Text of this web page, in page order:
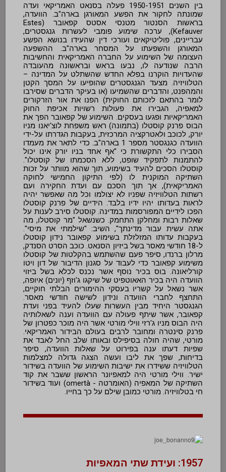
בין השנים 1950-1951 פעלה בסנאט האמריקאי ועדה
שמונתה לחקור את הפשע המאורגן בארה"ב. הוועדה,
בראשות הסנטור מטנסי אסטס קפאובר (Estes
Kefauver), ערכה שימוע פומבי לעשרות גנגסטרים,
עבריינים, פוליטיקאים ועורכי דין שהעידו בנושא הפשע
המאורגן והשפעתו על המסחר בארה"ב. ההשפעה
העצומה של השימוע על החברה האמריקאית והחשיבות
הרבה שנודעה לו, נבעו בראש ובראשונה מהעובדה
שהעדויות הוקרנו בפלא החדש שהשתלט על המדינה –
הטלוויזיה. מצעד הגנגסטרים שהופיעו על המסך הקטן
והמהפנט, והדברים שהשמיעו (או בעיקר הדברים שסירבו
לומר בהתאם לזכותם החוקית) הפנו את אור הזרקורים
למאפיה, הגבירו את פעולות רשויות אכיפת החוק
האמריקאיות ופגעו בעסקים. השימוע של קפאובר הפך את
הבוס פרנק קוסטלו (בתמונה) ראש משפחת לוצ'יאנו מניו
יורק, לכוכב ולאטרקציה המרכזית, בעקבות הגדרתו על-ידי
הוועדה כגנגסטר מספר 1 בארה"ב. כדי לתאר את מעמדו
הסבירו כלי התקשורת כי "אף אחד בניו יורק אינו יכול
להתמנות לתפקיד שופט, ללא הסכמתו של קוסטלו".
קוסטלו הסכים להעיד בשימוע, תוך שהוא מוותר על זכות
השתיקה המוקנית לו (לפי התיקון החמישי לחוקה
האמריקאית), אך תוך הסכם עם ועדת החקירה ועם
רשתות הטלוויזיה שפניו לא יצולמו וכל מה שאפשר יהיה
לראות בעדותו יהיו ידיו בלבד. הידיים של פרנק קוסטלו
הפכו לידיים המפורסמות במדינה. קוסטלו סירב לענות על
שאלות רבות ומחלקן התחמק. כשנשאל "מר קוסטלו, מה
אתה עשית עבור מדינתך", השיב: "שילמתי את מיסי".
בעקבות עדותו המזלזלת בשימוע קפאובר נידון קוסטלו
ל-18 חודשי מאסר בשל ביזיון הסנאט. כוכב הסרט הסנדק,
מרלון ברנדו, סיפר פעם שהשתמש בהקלטות של קוסטלו
משימוע קפאובר כדי לעבוד על סגנון הדיבור של דון ויטו
קורליאונה. בוס בכיר נוסף אשר נכנס לכלא בשל ביזוי
הוועדה היה בכיר האאוטפיט של שיקגו ג'וזף (יונים) איופה,
אשר נשאל על קשריו בעסקי ההימורים הבלתי חוקיים,
התחצף לחברי הוועדה ונידון לשישה חודשי מאסר.
הגנגסטר היחיד מבין העשרות שעלו להעיד בפני ועדת
קפאובר, אשר שיתף פעולה עם הוועדה וענה לשאלותיה
היה הבוס מניו ג'רזי ווילי מורטי אשר היה מוכר כפטרון של
פרנק סינטרה ומחובר לרבים בעולם הבידור האמריקאי.
מורטי, שהיה חולה בסיפילס ובאותו שלב החל לאבד את
שפיות דעתו ענה בפירוט על שאלות הוועדה, סיפר
בדיחות, שפך את ליבו ועשה הצגה גדולה למצלמות
הטלוויזיה ששידרו את ישיבות השימוע של הוועדה בשידור
ישיר. ווילי מורטי היה למאפיונר הראשון ששבר את קוד
השתיקה של המאפיה (האומרטה - omertà) ועוד בשידור
חי בטלוויזיה. מורטי כמובן שילם על כך בחייו.
1957: ועידת שתי המאפיות